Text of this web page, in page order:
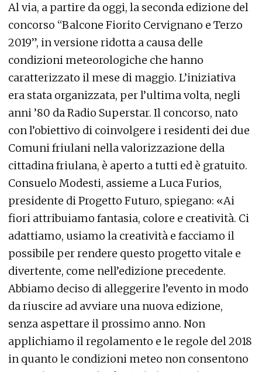
Al via, a partire da oggi, la seconda edizione del
concorso “Balcone Fiorito Cervignano e Terzo
2019”, in versione ridotta a causa delle
condizioni meteorologiche che hanno
caratterizzato il mese di maggio. L’iniziativa
era stata organizzata, per l’ultima volta, negli
anni ’80 da Radio Superstar. Il concorso, nato
con l’obiettivo di coinvolgere i residenti dei due
Comuni friulani nella valorizzazione della
cittadina friulana, è aperto a tutti ed è gratuito.
Consuelo Modesti, assieme a Luca Furios,
presidente di Progetto Futuro, spiegano: «Ai
fiori attribuiamo fantasia, colore e creatività. Ci
adattiamo, usiamo la creatività e facciamo il
possibile per rendere questo progetto vitale e
divertente, come nell’edizione precedente.
Abbiamo deciso di alleggerire l’evento in modo
da riuscire ad avviare una nuova edizione,
senza aspettare il prossimo anno. Non
applichiamo il regolamento e le regole del 2018
in quanto le condizioni meteo non consentono